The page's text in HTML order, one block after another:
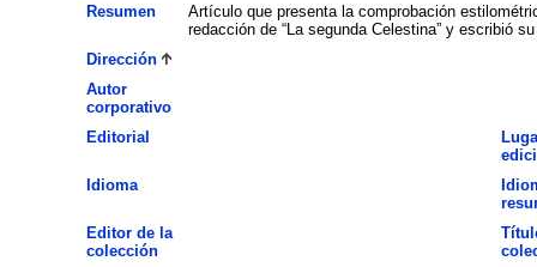
Resumen
Artículo que presenta la comprobación
redacción de “La segunda Celestina” y escribió
Dirección
Autor
corporativo
Editorial
Idioma
Editor de la
colección